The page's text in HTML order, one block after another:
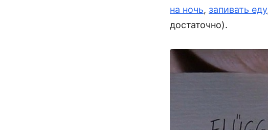
на ночь, запивать еду
достаточно).